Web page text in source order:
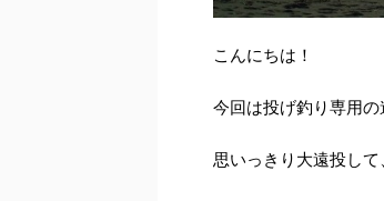
こんにちは！
今回は投げ釣り専用
思いっきり大遠投して